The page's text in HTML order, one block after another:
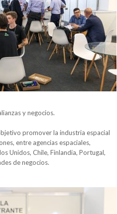
y negocios.
promover la industria espacial
entre agencias espaciales,
Unidos, Chile, Finlandia, Portugal,
de negocios.